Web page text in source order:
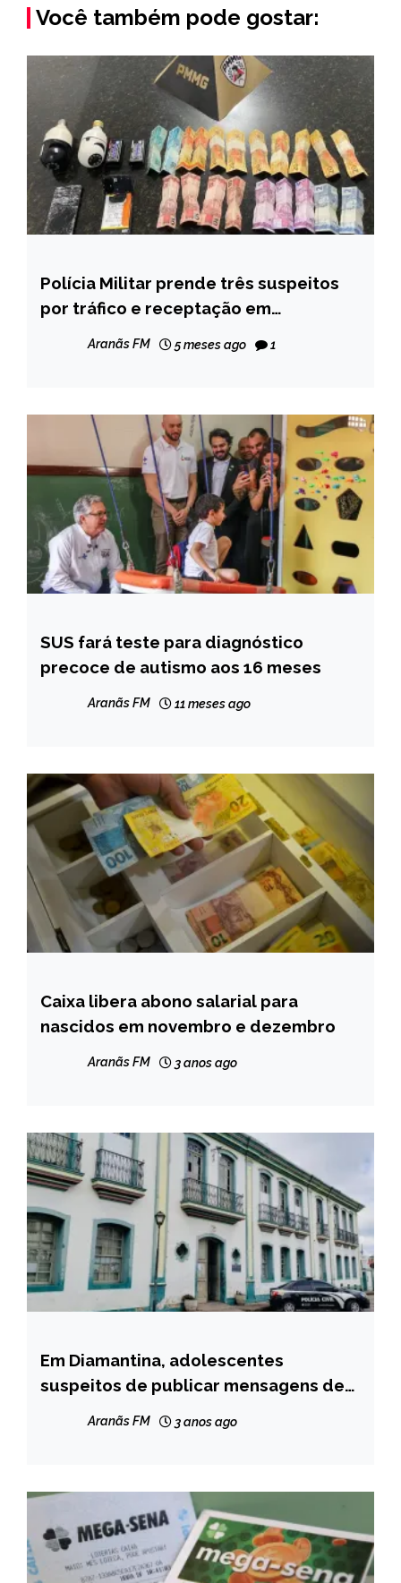
Você também pode gostar:
MINAS
GERAIS
NOTÍCIAS
Polícia Militar prende três suspeitos
por tráfico e receptação em
Aranãs FM 5 meses ago 1
BRASIL
NOTÍCIAS
SUS fará teste para diagnóstico
precoce de autismo aos 16 meses
Aranãs FM 11 meses ago
BRASIL
CAPELINHA
Caixa libera abono salarial para
nascidos em novembro e dezembro
Aranãs FM 3 anos ago
MINAS
GERAIS
NOTÍCIAS
Em Diamantina, adolescentes
suspeitos de publicar mensagens de
Aranãs FM 3 anos ago